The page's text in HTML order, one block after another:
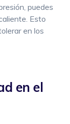
puedes
Esto
en los
en el